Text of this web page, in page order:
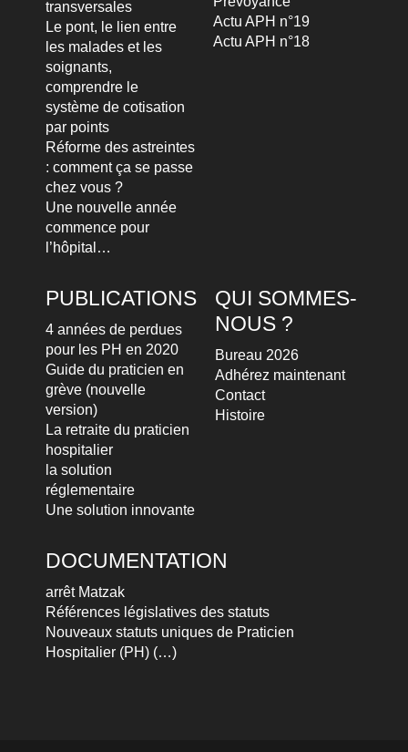
transversales
Le pont, le lien entre
les malades et les
soignants,
comprendre le
système de cotisation
par points
Réforme des astreintes
: comment ça se passe
chez vous ?
Une nouvelle année
commence pour
l’hôpital…
Actu APH n°19
Actu APH n°18
PUBLICATIONS
4 années de perdues
pour les PH en 2020
Guide du praticien en
grève (nouvelle
version)
La retraite du praticien
hospitalier
la solution
réglementaire
Une solution innovante
QUI SOMMES-
NOUS ?
Bureau 2026
Adhérez maintenant
Contact
Histoire
DOCUMENTATION
arrêt Matzak
Références législatives des statuts
Nouveaux statuts uniques de Praticien
Hospitalier (PH) (…)